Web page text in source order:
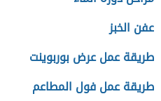
عفن الخبز
طريقة عمل عرض بوربوينت
طريقة عمل فول المطاعم